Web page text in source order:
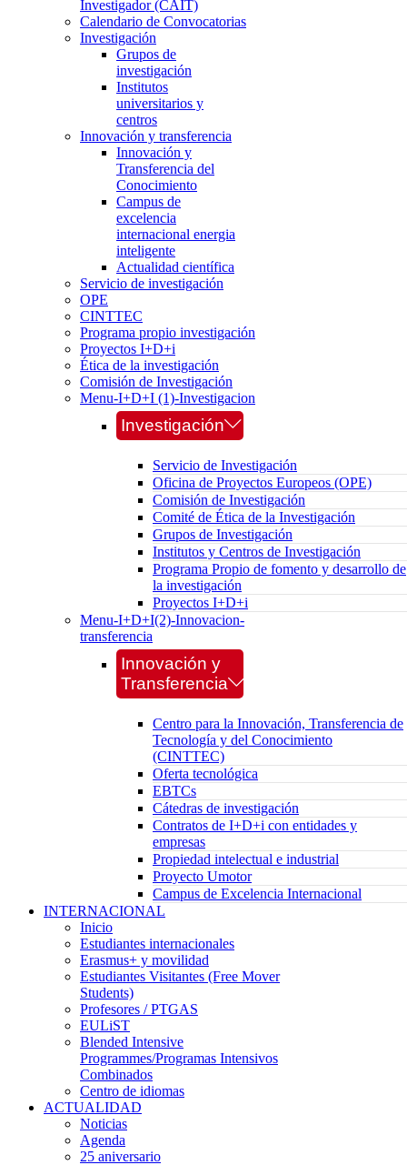
Investigador (CAIT)
Calendario de Convocatorias
Investigación
Grupos de
investigación
Institutos
universitarios y
centros
Innovación y transferencia
Innovación y
Transferencia del
Conocimiento
Campus de
excelencia
internacional energia
inteligente
Actualidad científica
Servicio de investigación
OPE
CINTTEC
Programa propio investigación
Proyectos I+D+i
Ética de la investigación
Comisión de Investigación
Menu-I+D+I (1)-Investigacion
Investigación
Servicio de Investigación
Oficina de Proyectos Europeos (OPE)
Comisión de Investigación
Comité de Ética de la Investigación
Grupos de Investigación
Institutos y Centros de Investigación
Programa Propio de fomento y desarrollo de
la investigación
Proyectos I+D+i
Menu-I+D+I(2)-Innovacion-
transferencia
Innovación y
Transferencia
Centro para la Innovación, Transferencia de
Tecnología y del Conocimiento
(CINTTEC)
Oferta tecnológica
EBTCs
Cátedras de investigación
Contratos de I+D+i con entidades y
empresas
Propiedad intelectual e industrial
Proyecto Umotor
Campus de Excelencia Internacional
INTERNACIONAL
Inicio
Estudiantes internacionales
Erasmus+ y movilidad
Estudiantes Visitantes (Free Mover
Students)
Profesores / PTGAS
EULiST
Blended Intensive
Programmes/Programas Intensivos
Combinados
Centro de idiomas
ACTUALIDAD
Noticias
Agenda
25 aniversario